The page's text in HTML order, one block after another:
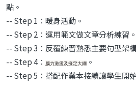
點。
-- Step 1：暖身活動。
-- Step 2：運用範文做文章分析練習。
-- Step 3：反覆練習熟悉主要句型架
-- Step 4：
腦力激盪及擬定大綱 。
-- Step 5：搭配作業本接續讓學生開